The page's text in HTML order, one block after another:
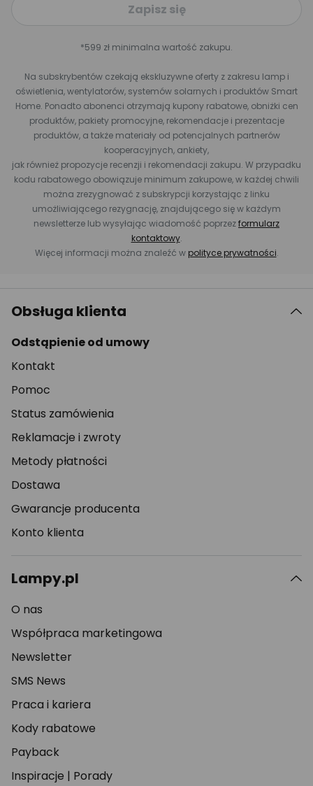
Zapisz się
*599 zł minimalna wartość zakupu.
Na subskrybentów czekają ekskluzywne oferty z zakresu lamp i
oświetlenia, wentylatorów, systemów solarnych i produktów Smart
Home. Ponadto abonenci otrzymają kupony rabatowe, obniżki cen
produktów, pakiety promocyjne, rekomendacje i prezentacje
produktów, a także materiały od potencjalnych partnerów
kooperacyjnych, ankiety,
jak również propozycje recenzji i rekomendacji zakupu. W przypadku
kodu rabatowego obowiązuje minimum zakupowe, w każdej chwili
można zrezygnować z subskrypcji korzystając z linku
umożliwiającego rezygnację, znajdującego się w każdym
newsletterze lub wysyłając wiadomość poprzezformularz
kontaktowy.
Więcej informacji można znaleźć w polityce prywatności.
Obsługa klienta
Odstąpienie od umowy
Kontakt
Pomoc
Status zamówienia
Reklamacje i zwroty
Metody płatności
Dostawa
Gwarancje producenta
Konto klienta
Lampy.pl
O nas
Współpraca marketingowa
Newsletter
SMS News
Praca i kariera
Kody rabatowe
Payback
Inspiracje | Porady